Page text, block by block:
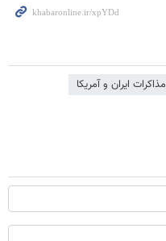
مذاکرات ایران و آمریکا